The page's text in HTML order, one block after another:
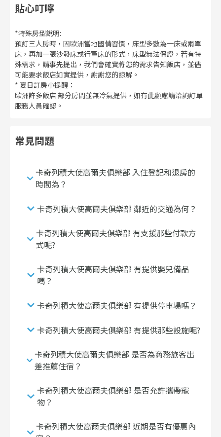
貼心叮嚀
*特殊房型說明:
預訂三人房時，因歐洲當地國情習慣，床型多數為一床或兩單
床，再加一張沙發床或行軍床的形式，床型無法保證，若有特
殊需求，請事先提出，我們會確實將您的需求告知飯店，並儘
可能要求飯店如實提供，謝謝您的諒解。
* 夏日訂房小提醒：
歐洲許多飯店 部分房間並無冷氣提供，如有此顧慮請洽詢訂單
服務人員確認。
常見問題
卡奇列積大使高爾夫俱樂部 入住登記和退房的
時間為？
卡奇列積大使高爾夫俱樂部 鄰近的交通為何？
卡奇列積大使高爾夫俱樂部 有支援那些付款方
式呢?
卡奇列積大使高爾夫俱樂部 有提供嬰兒備品
嗎？
卡奇列積大使高爾夫俱樂部 有提供停車場嗎？
卡奇列積大使高爾夫俱樂部 有提供那些設施呢?
卡奇列積大使高爾夫俱樂部 是否為商務旅客出
差推薦住宿？
卡奇列積大使高爾夫俱樂部 是否允許攜帶寵
物？
卡奇列積大使高爾夫俱樂部 近期是否有優惠內